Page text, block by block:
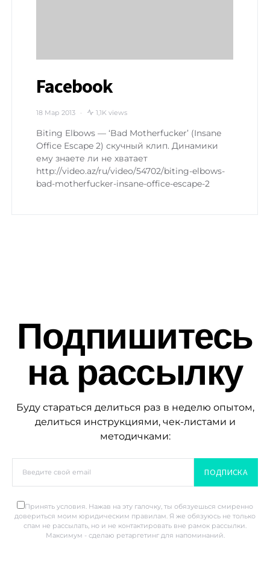
Facebook
18 Мар 2013 1,1K views
Biting Elbows — ‘Bad Motherfucker’ (Insane
Office Escape 2) скучный клип. Динамики
ему знаете ли не хватает
http://video.az/ru/video/54702/biting-elbows-
bad-motherfucker-insane-office-escape-2
Подпишитесь
на рассылку
Буду стараться делиться раз в неделю опытом,
делиться инструкциями, чек-листами и
методичками:
ПОДПИСКА
Принять условия. Нажав на эту галочку, ты обязуешься смиренно
довериться моим юридическим правилам. Я же обязуюсь не только
спам не рассылать, но и не контактировать вне рамок рассылки.
Максимум - сделаю ретаргетинг для напоминаний.